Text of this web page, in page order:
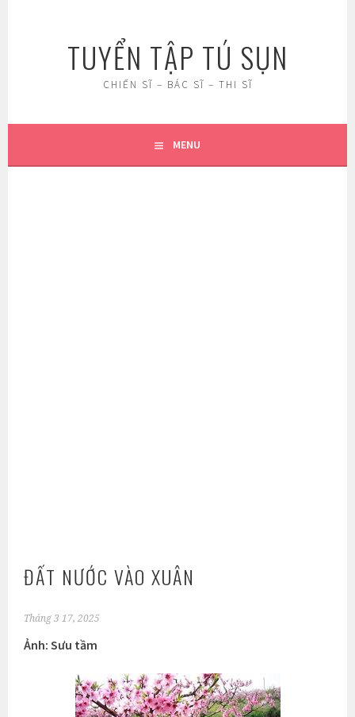
TUYỂN TẬP TÚ SỤN
CHIẾN SĨ – BÁC SĨ – THI SĨ
MENU
ĐẤT NƯỚC VÀO XUÂN
Tháng 3 17, 2025
Ảnh: Sưu tầm